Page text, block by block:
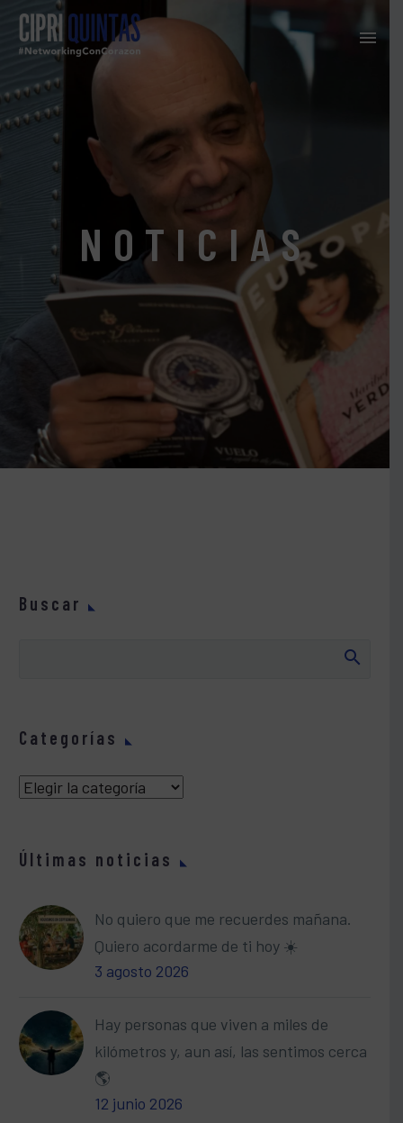
NOTICIAS
Buscar
Categorías
Categorías
Últimas noticias
No quiero que me recuerdes mañana.
Quiero acordarme de ti hoy ☀️
3 agosto 2026
Hay personas que viven a miles de
kilómetros y, aun así, las sentimos cerca
🌎
12 junio 2026